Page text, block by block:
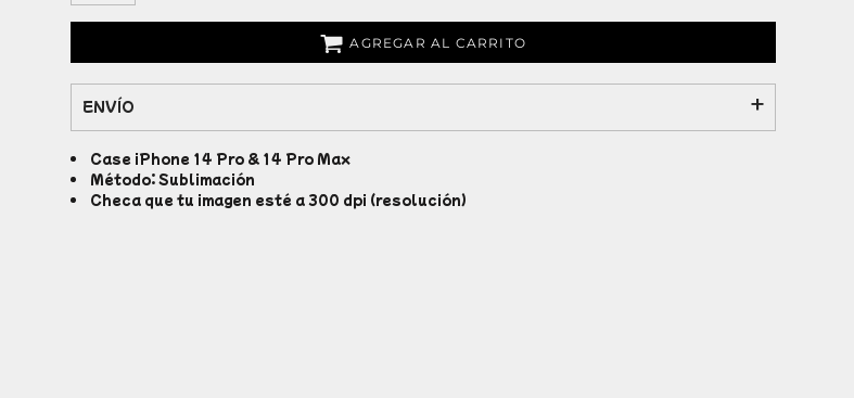
AGREGAR AL CARRITO
ENVÍO
Case iPhone 14 Pro & 14 Pro Max
Método: Sublimación
Checa que tu imagen esté a 300 dpi (resolución)